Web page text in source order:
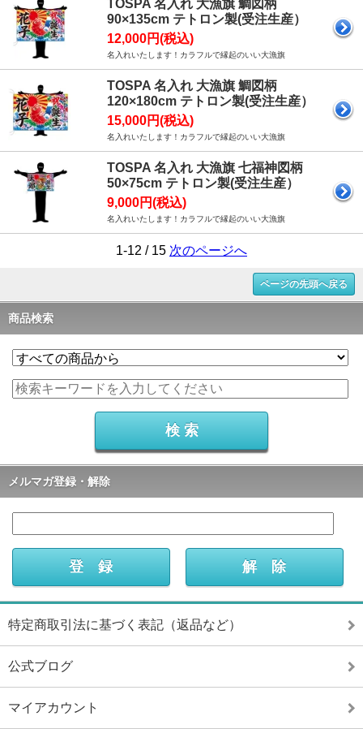
TOSPA 名入れ 大漁旗 鯛図柄
90×135cm テトロン製(受注生産）
12,000円(税込)
名入れいたします！カラフルで縁起のいい大漁旗
TOSPA 名入れ 大漁旗 鯛図柄
120×180cm テトロン製(受注生産）
15,000円(税込)
名入れいたします！カラフルで縁起のいい大漁旗
TOSPA 名入れ 大漁旗 七福神図柄
50×75cm テトロン製(受注生産）
9,000円(税込)
名入れいたします！カラフルで縁起のいい大漁旗
1-12 / 15 次のページへ
ページの先頭へ戻る
商品検索
メルマガ登録・解除
特定商取引法に基づく表記（返品など）
公式ブログ
マイアカウント